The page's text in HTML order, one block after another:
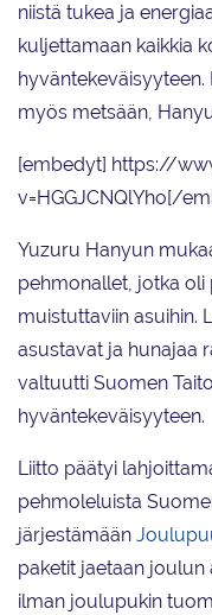
niistä tukea ja
kuljettamaan kaikkia
hyväntekeväisyyteen.
myös metsään,
[embedyt] https://
v=HGGJCNQlYho[/
Yuzuru Hanyun
pehmonallet, jotka
muistuttaviin asuihin.
asustavat ja hunajaa
valtuutti Suomen
hyväntekeväisyyteen.
Liitto päätyi
pehmoleluista
järjestämään
paketit jaetaan
ilman joulupukin